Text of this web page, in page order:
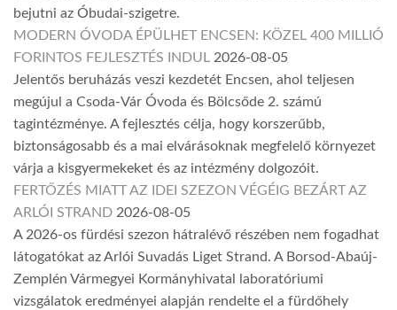
bejutni az Óbudai-szigetre.
MODERN ÓVODA ÉPÜLHET ENCSEN: KÖZEL 400 MILLIÓ
FORINTOS FEJLESZTÉS INDUL 2026-08-05
Jelentős beruházás veszi kezdetét Encsen, ahol teljesen
megújul a Csoda-Vár Óvoda és Bölcsőde 2. számú
tagintézménye. A fejlesztés célja, hogy korszerűbb,
biztonságosabb és a mai elvárásoknak megfelelő környezet
várja a kisgyermekeket és az intézmény dolgozóit.
FERTŐZÉS MIATT AZ IDEI SZEZON VÉGÉIG BEZÁRT AZ
ARLÓI STRAND 2026-08-05
A 2026-os fürdési szezon hátralévő részében nem fogadhat
látogatókat az Arlói Suvadás Liget Strand. A Borsod-Abaúj-
Zemplén Vármegyei Kormányhivatal laboratóriumi
vizsgálatok eredményei alapján rendelte el a fürdőhely